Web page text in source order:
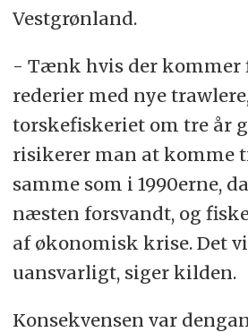
Vestgrønland.
- Tænk hvis der kommer
rederier med nye
torskefiskeriet om tre år
risikerer man at komme
samme som i 1990erne,
næsten forsvandt, og
af økonomisk krise. Det
uansvarligt, siger kilden.
Konsekvensen var